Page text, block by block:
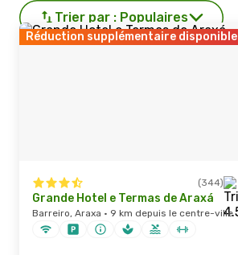
Trier par : Populaires
Réduction supplémentaire disponible
(344)
Grande Hotel e Termas de Araxá
Barreiro, Araxa · 9 km depuis le centre-ville